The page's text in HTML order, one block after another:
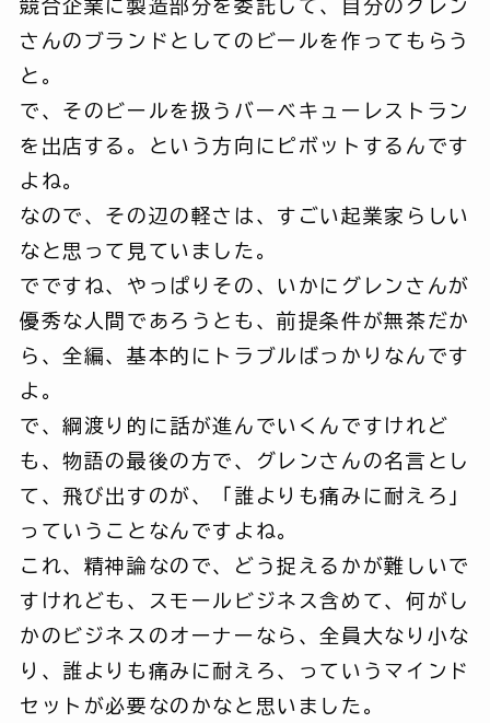
競合企業に製造部分を委託して、自分のグレン
さんのブランドとしてのビールを作ってもらう
と。
で、そのビールを扱うバーベキューレストラン
を出店する。という方向にピボットするんです
よね。
なので、その辺の軽さは、すごい起業家らしい
なと思って見ていました。
でですね、やっぱりその、いかにグレンさんが
優秀な人間であろうとも、前提条件が無茶だか
ら、全編、基本的にトラブルばっかりなんです
よ。
で、綱渡り的に話が進んでいくんですけれど
も、物語の最後の方で、グレンさんの名言とし
て、飛び出すのが、「誰よりも痛みに耐えろ」
っていうことなんですよね。
これ、精神論なので、どう捉えるかが難しいで
すけれども、スモールビジネス含めて、何がし
かのビジネスのオーナーなら、全員大なり小な
り、誰よりも痛みに耐えろ、っていうマインド
セットが必要なのかなと思いました。